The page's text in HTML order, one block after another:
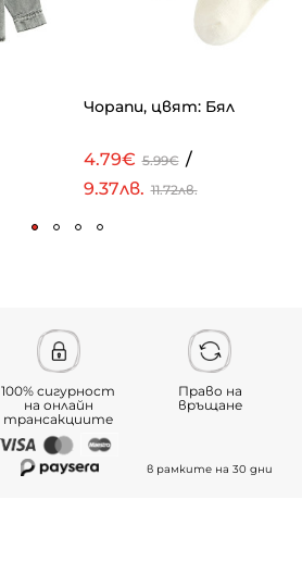
Чорапи, цвят: Бял
4.79€ 5.99€ /
9.37лв. 11.72лв.
100% сигурност
на онлайн
трансакциите
Право на
връщане
в рамките на 30 дни